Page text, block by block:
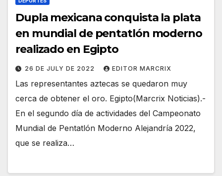
Dupla mexicana conquista la plata
en mundial de pentatlón moderno
realizado en Egipto
26 DE JULY DE 2022 EDITOR MARCRIX
Las representantes aztecas se quedaron muy
cerca de obtener el oro. Egipto(Marcrix Noticias).-
En el segundo día de actividades del Campeonato
Mundial de Pentatlón Moderno Alejandría 2022,
que se realiza…